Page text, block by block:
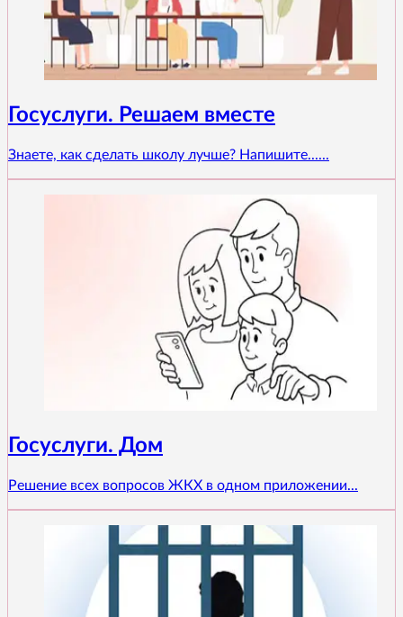
Госуслуги. Решаем вместе
Знаете, как сделать школу лучше? Напишите......
Госуслуги. Дом
Решение всех вопросов ЖКХ в одном приложении...